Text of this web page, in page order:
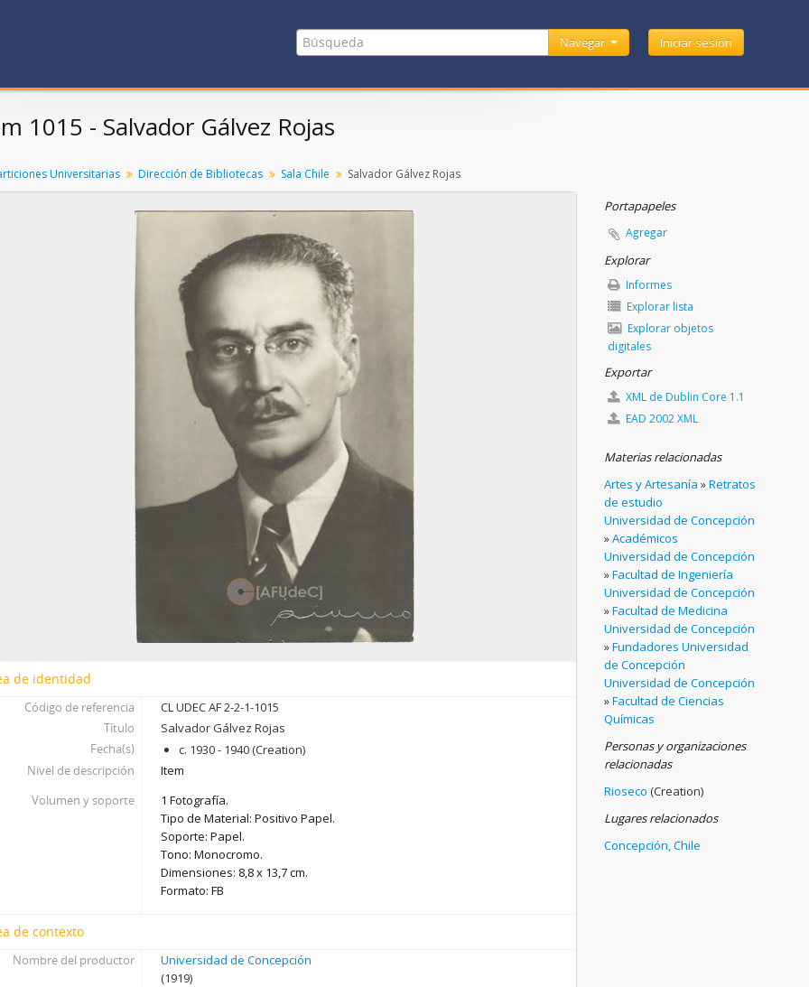
Iniciar sesión
Navegar
1015 - Salvador Gálvez Rojas
Universitarias Dirección de Bibliotecas Sala Chile Salvador Gálvez Rojas
de identidad
Código de referencia
CL UDEC AF 2-2-1-1015
Título
Salvador Gálvez Rojas
Fecha(s)
c. 1930 - 1940 (Creation)
Nivel de descripción
Item
Volumen y soporte
1 Fotografía.
Tipo de Material: Positivo Papel.
Soporte: Papel.
Tono: Monocromo.
Dimensiones: 8,8 x 13,7 cm.
Formato: FB
de contexto
Nombre del productor
Universidad de Concepción
(1919)
Portapapeles
Agregar
Explorar
Informes
Explorar lista
Explorar objetos
digitales
Exportar
XML de Dublin Core 1.1
EAD 2002 XML
Materias relacionadas
Artes y Artesanía »Retratos
de estudio
Universidad de Concepción
»Académicos
Universidad de Concepción
»Facultad de Ingeniería
Universidad de Concepción
»Facultad de Medicina
Universidad de Concepción
»Fundadores Universidad
de Concepción
Universidad de Concepción
»Facultad de Ciencias
Químicas
Personas y organizaciones
relacionadas
Rioseco (Creation)
Lugares relacionados
Concepción, Chile